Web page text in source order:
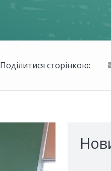
Поділитися сторінкою: